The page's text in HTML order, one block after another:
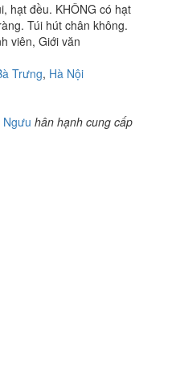
hạt đều. KHÔNG có hạt
Túi hút chân không.
viên, Giới văn
Trưng, Hà Nội
Ngưu hân hạnh cung cấp